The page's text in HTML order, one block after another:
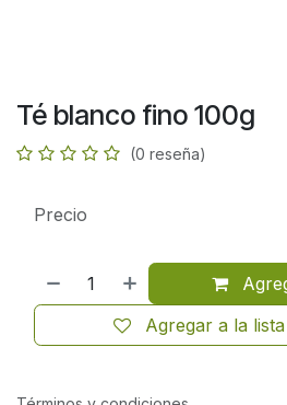
Té blanco fino 100g
(0 reseña)
Agregar a la
Precio